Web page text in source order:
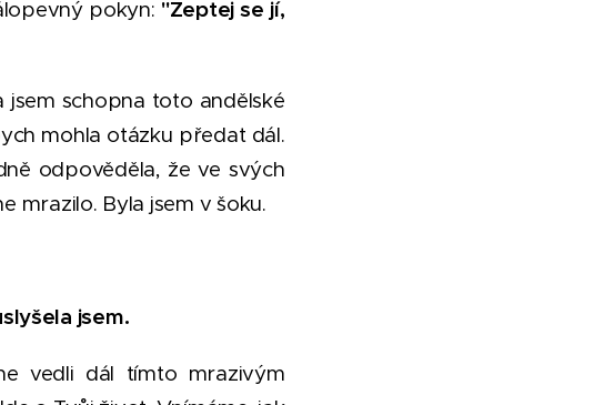
pokyn: "Zeptej se jí,
jsem schopna toto andělské
mohla otázku předat dál.
odpověděla, že ve svých
mrazilo. Byla jsem v šoku.
jsem.
vedli dál tímto mrazivým